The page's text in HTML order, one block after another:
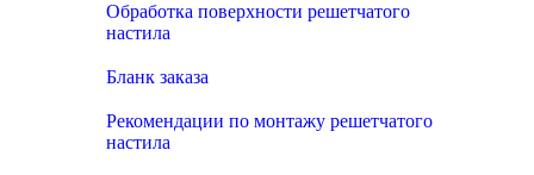
Обработка поверхности решетчатого
настила
Бланк заказа
Рекомендации по монтажу решетчатого
настила